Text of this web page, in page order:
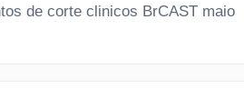
de corte clinicos BrCAST maio